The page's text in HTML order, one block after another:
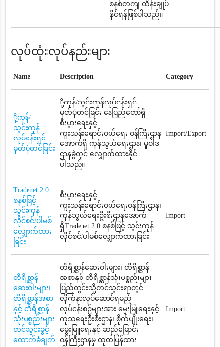
စနစ်တကျ ထိန်းချုပ်
နိုင်ရန်ဖြစ်ပါသည်။
လုပ်ထုံးလုပ်နည်းများ
Name Description Category
ို့ကုန်/
သွင်းကုန်
လုပ်ငန်းရှင်
မှတ်ပုံတင်ခြင်း
ို့ကုန်/သွင်းကုန်လုပ်ငန်းရှင်
မှတ်ပုံတင်ခြင်း နေပြည်တော်ရှိ
စီးပွားရေးနှင့်
ကူးသန်းရောင်းဝယ်ရေး ဝန်ကြီးဌာန
အောက်ရှိ ကုန်သွယ်ရေးဌာန၊ မူဝါဒ
ဌာနခွဲတွင် လျှောက်ထားနိုင်
ပါသည်။
Import/Export
Tradenet 2.0
စနစ်ဖြင့်
သွင်းကုန်
လိုင်စင်/ပါမစ်
လျှောက်ထား
ခြင်း
စီးပွားရေးနှင့်
ကူးသန်းရောင်းဝယ်ရေးဝန်ကြီးဌာန၊
ကုန်သွယ်ရေးဦးစီးဌာနအောက်
ရှိTradenet 2.0 စနစ်ဖြင့် သွင်းကုန်
လိုင်စင်/ပါမစ်လျှောက်ထားခြင်း
Import
တိရိစ္ဆာန်
ဆေးဝါးများ၊
တိရိစ္ဆာန်အစာ
နှင့် တိရိစ္ဆာန်
သုံးပစ္စည်းများ
တင်သွင်းခွင့်
ထောက်ခံချက်
တိရိစ္ဆာန်ဆေးဝါးများ၊ တိရိစ္ဆာန်
အစာနှင့် တိရိစ္ဆာန်သုံးပစ္စည်းများ
ပြည်တွင်းသို့တင်သွင်းရာတွင်
လိုက်နာလုပ်ဆောင်ရမည့်
လုပ်ငန်းစဉ်များအား မွေးမြူရေးနှင့်
ကုသရေးဦးစီးဌာန၊ စိုက်ပျိုးရေး၊
မွေးမြူရေးနှင့် ဆည်မြောင်း
ဝန်ကြီးဌာနမှ ထုတ်ပြန်ထား
Import